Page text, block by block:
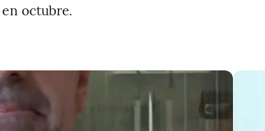
octubre.